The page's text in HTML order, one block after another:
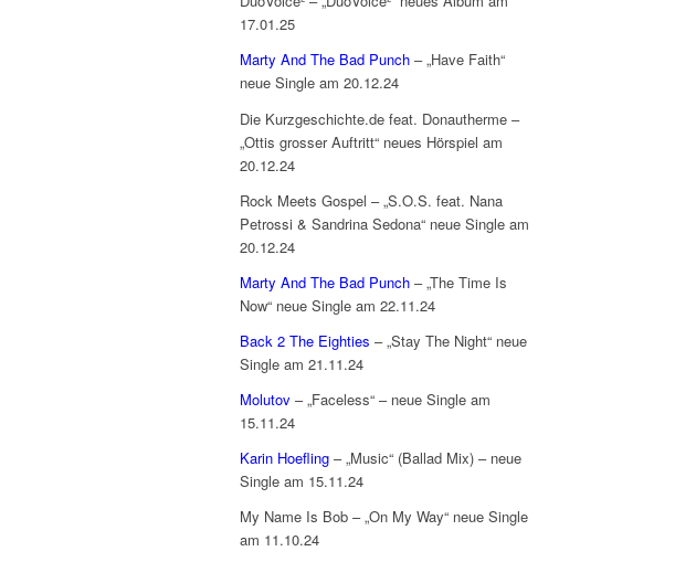
17.01.25
Marty And The Bad Punch – „Have Faith“
neue Single am 20.12.24
Die Kurzgeschichte.de feat. Donautherme –
„Ottis grosser Auftritt“ neues Hörspiel am
20.12.24
Rock Meets Gospel – „S.O.S. feat. Nana
Petrossi & Sandrina Sedona“ neue Single am
20.12.24
Marty And The Bad Punch – „The Time Is
Now“ neue Single am 22.11.24
Back 2 The Eighties – „Stay The Night“ neue
Single am 21.11.24
Molutov – „Faceless“ – neue Single am
15.11.24
Karin Hoefling – „Music“ (Ballad Mix) – neue
Single am 15.11.24
My Name Is Bob – „On My Way“ neue Single
am 11.10.24